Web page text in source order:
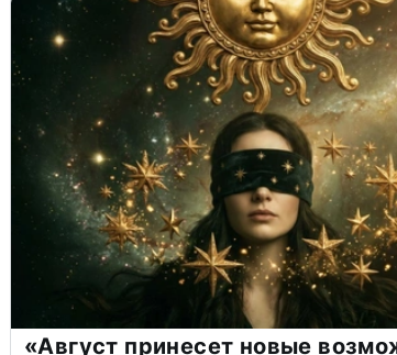
«Август принесет новые